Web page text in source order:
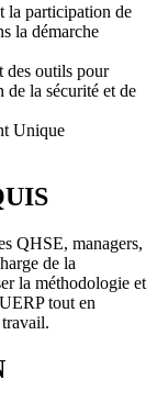
la participation de
la démarche
des outils pour
la sécurité et de
Unique
QHSE, managers,
de la
la méthodologie et
tout en